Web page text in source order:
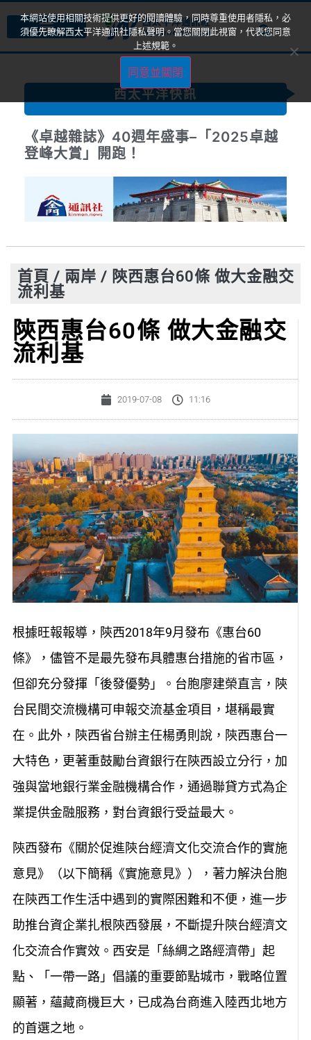
西太平洋快訊
《卓越雜誌》40週年盛事–「2025卓越
登峰大賞」開跑！
首頁 / 兩岸 / 陝西惠台60條 做大金融交
流利基
陝西惠台60條 做大金融交
流利基
2019-07-08 11:16
根據旺報報導，陝西2018年9月發布《惠台60
條》，儘管不是最先發布具體惠台措施的省市區，
但卻充分發揮「後發優勢」。台胞廖建榮直言，陝
台民間交流機構可申報交流基金項目，堪稱最實
在。此外，陝西省台辦主任楊勇則說，陝西惠台一
大特色，更著重鼓勵台資銀行在陝西設立分行，加
強與當地銀行業金融機構合作，通過聯貸方式為企
業提供金融服務，對台資銀行受益最大。
陝西發布《關於促進陝台經濟文化交流合作的實施
意見》（以下簡稱《實施意見》），著力解決台胞
在陝西工作生活中遇到的實際困難和不便，進一步
助推台資企業扎根陝西發展，不斷提升陝台經濟文
化交流合作實效。西安是「絲綢之路經濟帶」起
點、「一帶一路」倡議的重要節點城市，戰略位置
顯著，蘊藏商機巨大，已成為台商進入陸西北地方
的首選之地。
本網站使用相關技術提供更好的閱讀體驗，同時尊重使用者隱私，必
須優先瞭解西太平洋通訊社隱私聲明。當您關閉此視窗，代表您同意
上述規範。
同意並關閉